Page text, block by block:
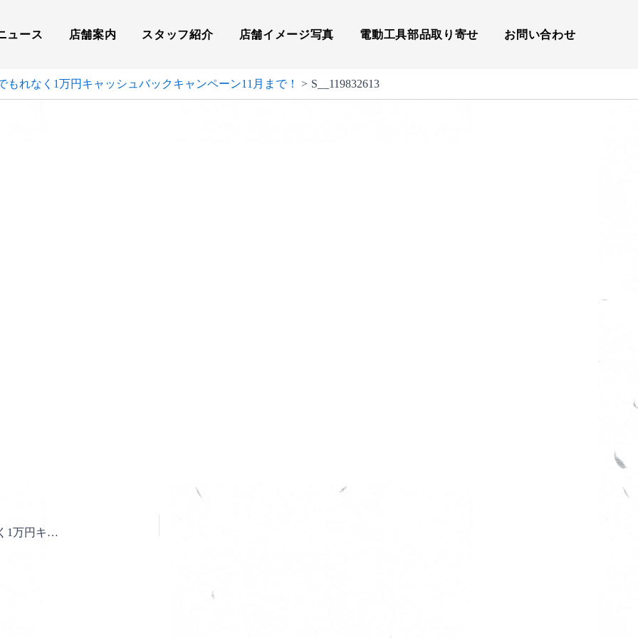
ュース 店舗案内 スタッフ紹介 店舗イメージ写真 電動工具部品取り寄せ お問い合わせ
れなく1万円キャッシュバックキャンペーン11月まで！ S__119832613
【ハイコーキ】電動工具10万円以上ご購入でもれなく1万円キャッシュバックキャンペーン11月まで！